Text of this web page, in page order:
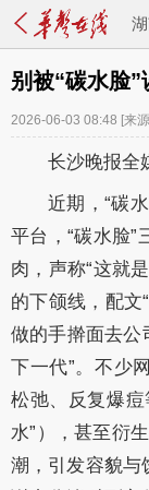
别被“碳水脸
2026-06-03 08:48 [来
长沙晚报全
近期，“碳
平台，“碳水脸”
肉，声称“这就
的下颌线，配文
做的手擀面去公
下一代”。不少
松弛、反复爆
水”），甚至衍
潮，引发容貌与